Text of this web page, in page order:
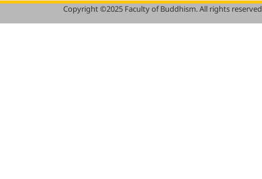
Copyright ©2025 Faculty of Buddhism. All rights reserved